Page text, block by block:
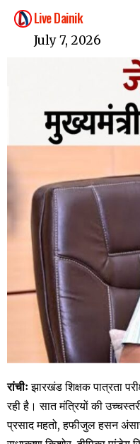
Live Dainik
July 7, 2026
रांचीःझारखंड शिक्षक पात्रता
रही है। सात मंत्रियों की
प्रसाद महतो, हफीजुल हसन